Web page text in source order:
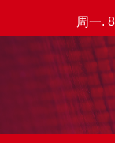
至
周一.